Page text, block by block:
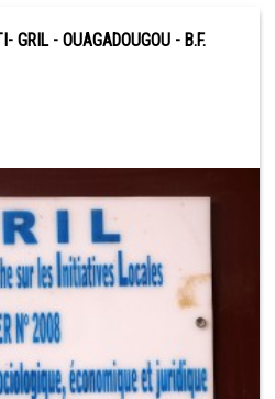
GRIL - OUAGADOUGOU - B.F.